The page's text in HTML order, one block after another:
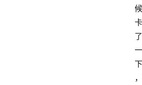
候
卡
了
一
下
，